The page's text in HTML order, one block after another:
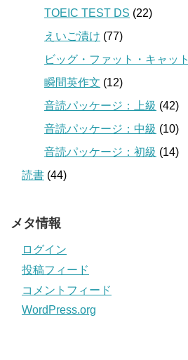
TOEIC TEST DS (22)
えいご漬け (77)
ビッグ・ファット・キャット
瞬間英作文 (12)
音読パッケージ：上級 (42)
音読パッケージ：中級 (10)
音読パッケージ：初級 (14)
読書 (44)
メタ情報
ログイン
投稿フィード
コメントフィード
WordPress.org